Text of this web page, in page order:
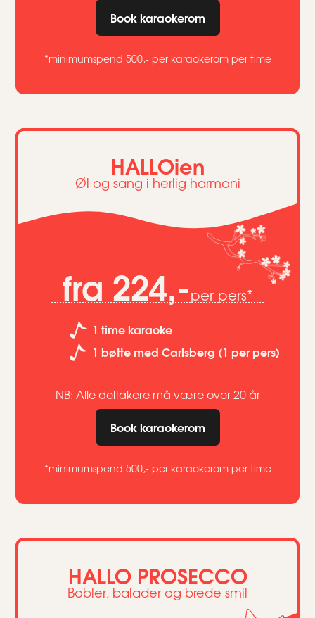
Book karaokerom
*minimumspend 500,- per karaokerom per time
HALLOien
Øl og sang i herlig harmoni
fra 224,-per pers*
1 time karaoke
1 bøtte med Carlsberg (1 per pers)
NB: Alle deltakere må være over 20 år
Book karaokerom
*minimumspend 500,- per karaokerom per time
HALLO PROSECCO
Bobler, balader og brede smil